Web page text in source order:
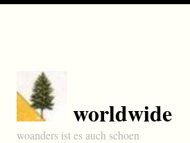
worldwide
woanders ist es auch schoen